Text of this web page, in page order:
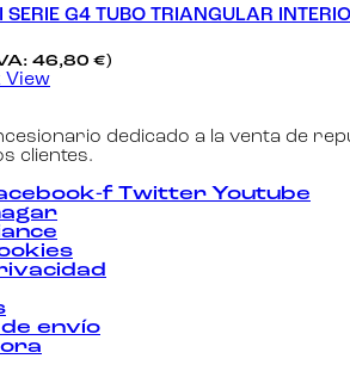
SERIE G4 TUBO TRIANGULAR
46,80 €)
View
dedicado a la venta de
clientes.
f Twitter Youtube
envío